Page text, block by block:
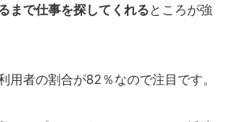
まで仕事を探してくれるところが強
用者の割合が82％なので注目です。